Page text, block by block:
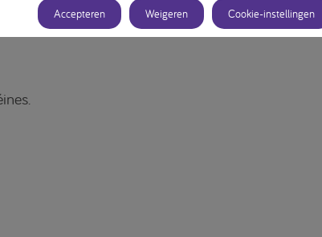
Accepteren Weigeren Cookie-instellingen